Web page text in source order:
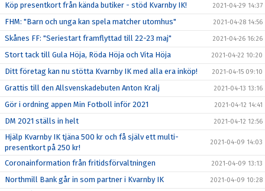
Köp presentkort från kända butiker - stöd Kvarnby IK! 2021-04-29 14:37
FHM: "Barn och unga kan spela matcher utomhus" 2021-04-28 14:56
Skånes FF: "Seriestart framflyttad till 22-23 maj" 2021-04-26 16:26
Stort tack till Gula Höja, Röda Höja och Vita Höja 2021-04-22 10:20
Ditt företag kan nu stötta Kvarnby IK med alla era inköp! 2021-04-15 09:10
Grattis till den Allsvenskadebuten Anton Kralj 2021-04-13 13:16
Gör i ordning appen Min Fotboll inför 2021 2021-04-12 14:41
DM 2021 ställs in helt 2021-04-12 12:56
Hjälp Kvarnby IK tjäna 500 kr och få själv ett multi-
presentkort på 250 kr!
2021-04-09 14:03
Coronainformation från fritidsförvaltningen 2021-04-09 13:13
Northmill Bank går in som partner i Kvarnby IK 2021-04-09 10:28